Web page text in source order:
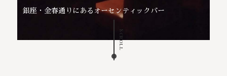
銀座・金春通りにあるオーセンティックバー
Scroll